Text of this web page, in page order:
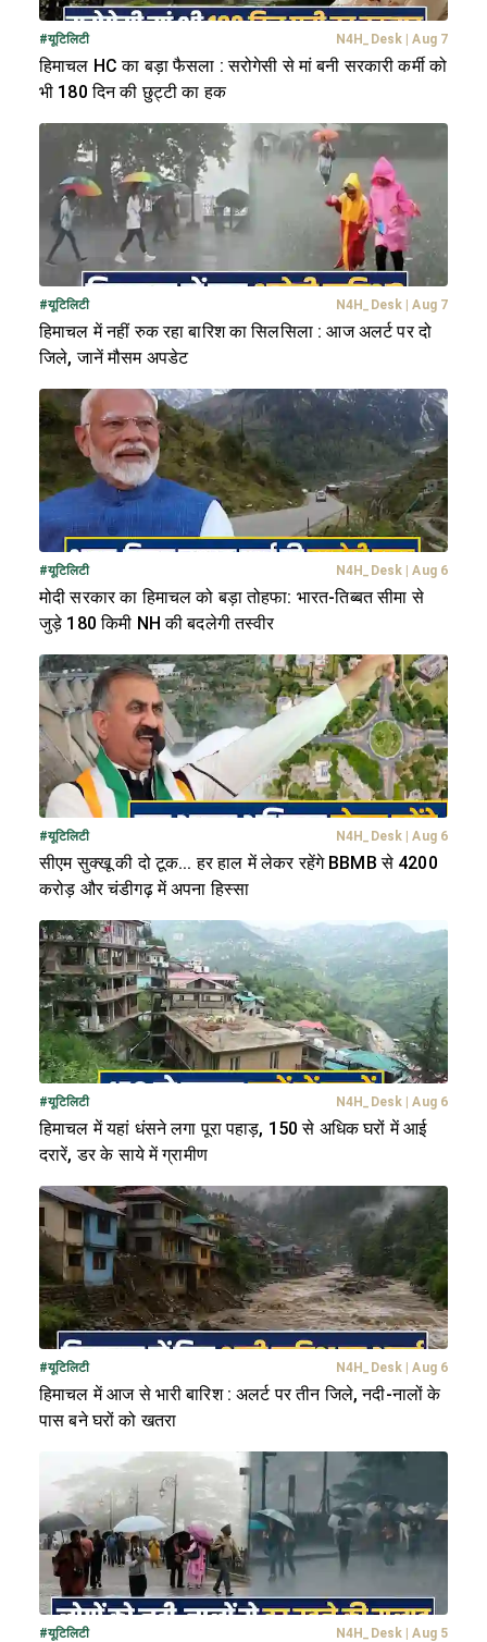
#यूटिलिटी N4H_Desk Aug 7
हिमाचल HC का बड़ा फैसला : सरोगेसी से मां बनी सरकारी कर्मी को
भी 180 दिन की छुट्टी का हक
#यूटिलिटी N4H_Desk Aug 7
हिमाचल में नहीं रुक रहा बारिश का सिलसिला : आज अलर्ट पर दो
जिले, जानें मौसम अपडेट
#यूटिलिटी N4H_Desk Aug 6
मोदी सरकार का हिमाचल को बड़ा तोहफा: भारत-तिब्बत सीमा से
जुड़े 180 किमी NH की बदलेगी तस्वीर
#यूटिलिटी N4H_Desk Aug 6
सीएम सुक्खू की दो टूक... हर हाल में लेकर रहेंगे BBMB से 4200
करोड़ और चंडीगढ़ में अपना हिस्सा
#यूटिलिटी N4H_Desk Aug 6
हिमाचल में यहां धंसने लगा पूरा पहाड़, 150 से अधिक घरों में आई
दरारें, डर के साये में ग्रामीण
#यूटिलिटी N4H_Desk Aug 6
हिमाचल में आज से भारी बारिश : अलर्ट पर तीन जिले, नदी-नालों के
पास बने घरों को खतरा
#यूटिलिटी N4H_Desk Aug 5